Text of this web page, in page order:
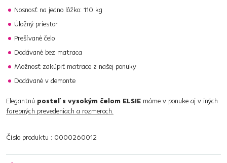
Nosnosť na jedno lôžko: 110 kg
Úložný priestor
Prešívané čelo
Dodávané bez matraca
Možnosť zakúpiť matrace z našej ponuky
Dodávané v demonte
Elegantnú posteľ s vysokým čelom ELSIE máme v ponuke aj v iných
farebných prevedeniach a rozmeroch.
Číslo produktu : 0000260012